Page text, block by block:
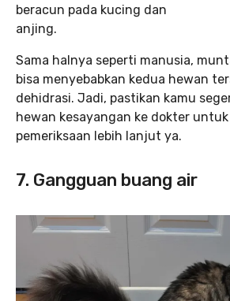
beracun pada kucing dan
anjing.
Sama halnya seperti manusia,
bisa menyebabkan kedua hewan
dehidrasi. Jadi, pastikan kamu
hewan kesayangan ke dokter
pemeriksaan lebih lanjut ya.
7. Gangguan buang air